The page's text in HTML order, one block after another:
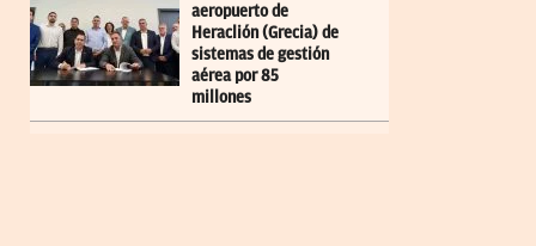
aeropuerto de
Heraclión (Grecia) de
sistemas de gestión
aérea por 85
millones